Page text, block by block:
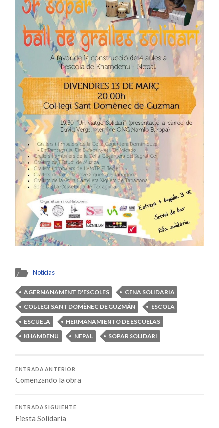
Noticias
AGERMANAMENT D'ESCOLES
CENA SOLIDARIA
COL·LEGI SANT DOMÈNEC DE GUZMÁN
ESCOLA
ESCUELA
HERMANAMIENTO DE ESCUELAS
KHAMDENU
NEPAL SOPAR SOLIDARI
ENTRADA ANTERIOR
Comenzando la obra
ENTRADA SIGUIENTE
Fiesta Solidaria